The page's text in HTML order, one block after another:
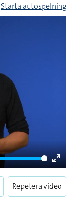
Starta autospelning
Enter
Repetera video